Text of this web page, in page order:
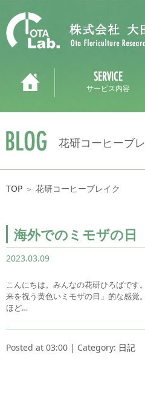
サービス内容
花研コーヒーブ
TOP ＞ 花研コーヒーブレイク
海外でのミモザの日
2023.03.09
こんにちは。みんなの花研ひろばです
来を祝う黄色いミモザの日」的な感覚
ほど…
Posted at 03:00 | Category: 日記